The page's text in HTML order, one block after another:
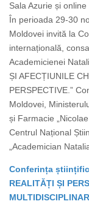
Sala Azurie și online
În perioada 29-30
Moldovei invită la
internațională,
Academicienei
ȘI AFECȚIUNILE
PERSPECTIVE.”
Moldovei,
și Farmacie
Centrul Național
„Academician
Conferința
REALITĂȚI ȘI